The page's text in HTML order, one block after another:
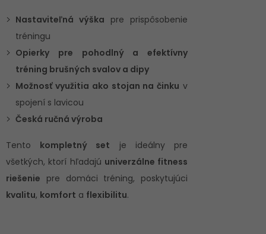
Nastaviteľná výška pre prispôsobenie
tréningu
Opierky pre pohodlný a efektívny
tréning brušných svalov a dipy
Možnosť využitia ako stojan na činku v
spojení s lavicou
Česká ručná výroba
Tento kompletný set je ideálny pre
všetkých, ktorí hľadajú univerzálne fitness
riešenie pre domáci tréning, poskytujúci
kvalitu, komfort a flexibilitu.